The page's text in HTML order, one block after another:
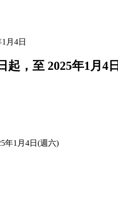
月4日
，至 2025年1月4日
年1月4日(週六)